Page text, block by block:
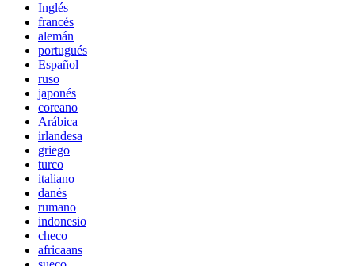
Inglés
francés
alemán
portugués
Español
ruso
japonés
coreano
Arábica
irlandesa
griego
turco
italiano
danés
rumano
indonesio
checo
africaans